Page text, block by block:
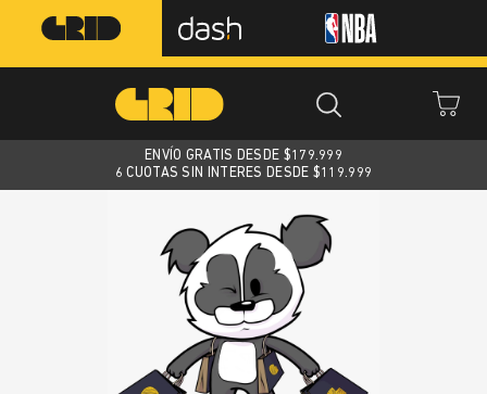
ENVÍO GRATIS DESDE $179.999
6 CUOTAS SIN INTERES DESDE $119.999